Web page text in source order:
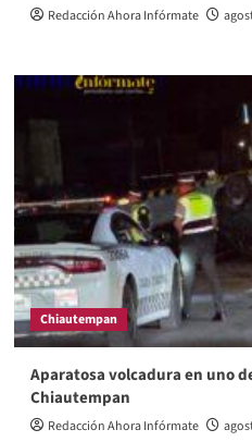
Redacción Ahora Infórmate
Chiautempan
Aparatosa volcadura en uno
Chiautempan
Redacción Ahora Infórmate